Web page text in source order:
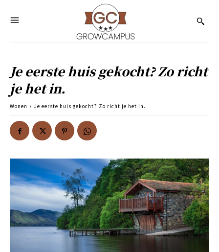
Je eerste huis gekocht? Zo richt
je het in.
Wonen Je eerste huis gekocht? Zo richt je het in.